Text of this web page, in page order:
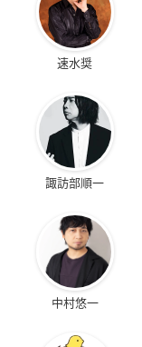
速水奨
諏訪部順一
中村悠一